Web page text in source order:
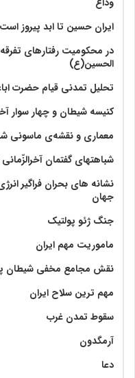
ایران حسین تا ابد پیروز است
در محکومیت رفتارهای
الحسین(ع)
تحلیل تمدنی قیام حضرت
کنیسه شیطان و چهار سوار
معماری و نقشه‌ی ماسونی
شباهتهای گفتمان
نشانه های بحران فراگیر
جهان
جنگ ژئو پولتیک
ماموریت مهم ایران
نقش مجامع مخفی شیطان
مهم ترین سلاح ایران
سقوط تمدن غرب
آرمگدون
دعا